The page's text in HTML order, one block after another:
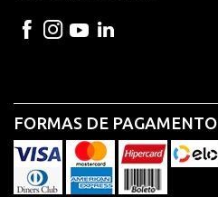
FORMAS DE PAGAMENTO